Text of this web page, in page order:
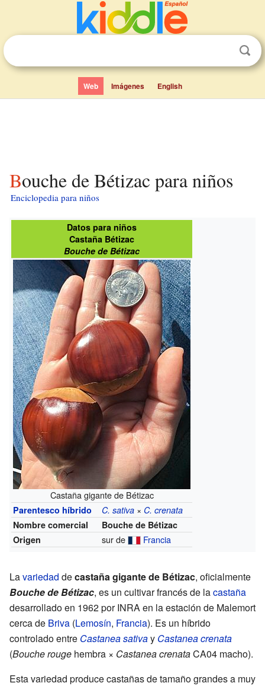
Web Imágenes English
Bouche de Bétizac para niños
Enciclopedia para niños
Datos para niños
Castaña Bétizac
Bouche de Bétizac
Castaña gigante de Bétizac
Parentesco híbrido C. sativa × C. crenata
Nombre comercial
Bouche de Bétizac
Origen
sur de Francia
Lavariedad decastaña gigante de Bétizac, oficialmente
Bouche de Bétizac, es un cultivar francés de lacastaña
desarrollado en 1962 por INRA en la estación de Malemort
cerca de Briva (Lemosín, Francia). Es un híbrido
controlado entre Castanea sativay Castanea crenata
(Bouche rouge hembra × Castanea crenataCA04 macho).
Esta variedad produce castañas de tamaño grandes a muy